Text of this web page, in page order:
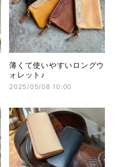
薄くて使いやすいロングウ
ォレット♪
2025/05/08 10:00